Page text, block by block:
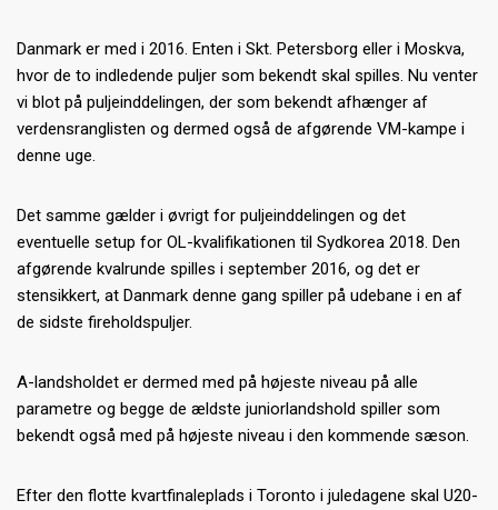
Danmark er med i 2016. Enten i Skt. Petersborg eller i Moskva,
hvor de to indledende puljer som bekendt skal spilles. Nu venter
vi blot på puljeinddelingen, der som bekendt afhænger af
verdensranglisten og dermed også de afgørende VM-kampe i
denne uge.
Det samme gælder i øvrigt for puljeinddelingen og det
eventuelle setup for OL-kvalifikationen til Sydkorea 2018. Den
afgørende kvalrunde spilles i september 2016, og det er
stensikkert, at Danmark denne gang spiller på udebane i en af
de sidste fireholdspuljer.
A-landsholdet er dermed med på højeste niveau på alle
parametre og begge de ældste juniorlandshold spiller som
bekendt også med på højeste niveau i den kommende sæson.
Efter den flotte kvartfinaleplads i Toronto i juledagene skal U20-